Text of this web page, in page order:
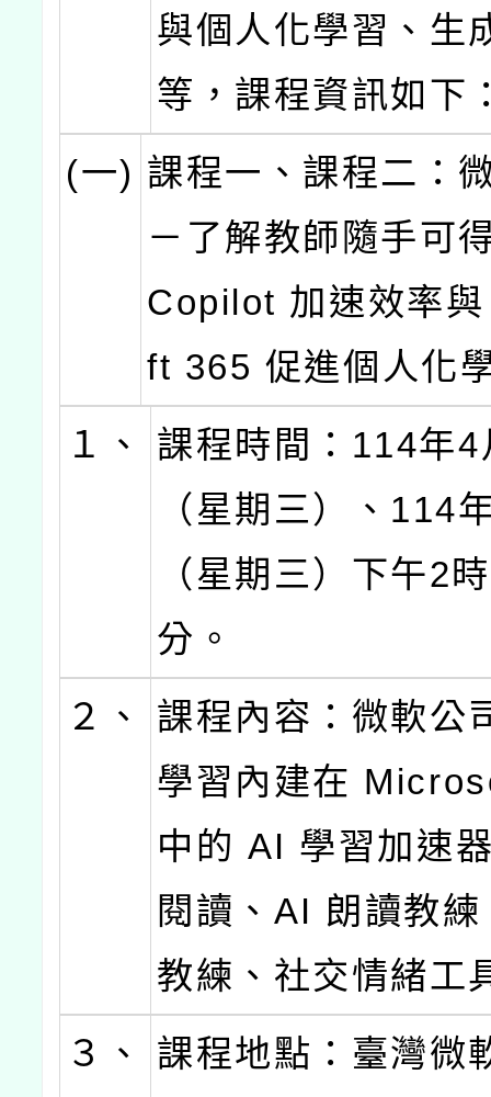
與個人化學習、生
等，課程資訊如下
(一) 課程一、課程二：
－了解教師隨手可
Copilot 加速效率
ft 365 促進個人化
１、
課程時間：114年4
（星期三）、114
（星期三）下午2
分。
２、
課程內容：微軟公
學習內建在
中的 AI 學習加速
閱讀、AI 朗讀教
教練、社交情緒工
３、
課程地點：臺灣微